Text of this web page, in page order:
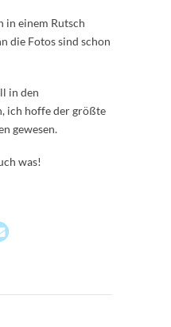
in einem Rutsch
die Fotos sind schon
in den
ich hoffe der größte
gewesen.
was!